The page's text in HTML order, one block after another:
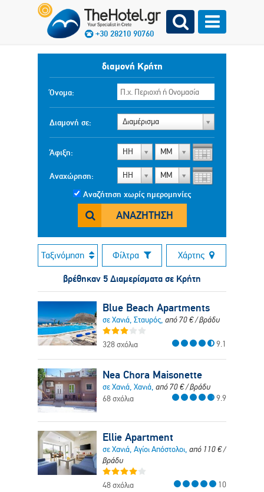
+30 28210 90760
διαμονή Κρήτη
Όνομα:
Διαμονή σε: Διαμέρισμα
Άφιξη: ΗΗ ΜΜ
Αναχώρηση: ΗΗ ΜΜ
Αναζήτηση χωρίς ημερομηνίες
ΑΝΑΖΉΤΗΣΗ
Ταξινόμηση Φίλτρα Χάρτης
βρέθηκαν 5 Διαμερίσματα σε Κρήτη
Blue Beach Apartments
σε Χανιά, Σταυρός, από70€/ βράδυ
328 σχόλια 9.1
Nea Chora Maisonette
σε Χανιά, Χανιά, από70€/ βράδυ
68 σχόλια
9.9
Ellie Apartment
σε Χανιά, Αγίοι Απόστολοι, από 110€/
βράδυ
48 σχόλια 10